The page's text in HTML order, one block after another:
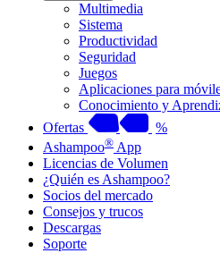
Multimedia
Sistema
Productividad
Seguridad
Juegos
Aplicaciones para
Conocimiento y
Ofertas
%
Ashampoo® App
Licencias de Volumen
¿Quién es Ashampoo?
Socios del mercado
Consejos y trucos
Descargas
Soporte